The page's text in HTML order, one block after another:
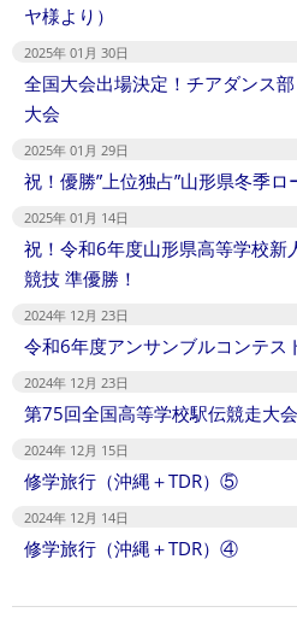
ヤ様より）
2025年 01月 30日
全国大会出場決定！チアダンス
大会
2025年 01月 29日
祝！優勝”上位独占”山形県冬季ロ
2025年 01月 14日
祝！令和6年度山形県高等学校新
競技 準優勝！
2024年 12月 23日
令和6年度アンサンブルコンテス
2024年 12月 23日
第75回全国高等学校駅伝競走大会
2024年 12月 15日
修学旅行（沖縄＋TDR）⑤
2024年 12月 14日
修学旅行（沖縄＋TDR）④